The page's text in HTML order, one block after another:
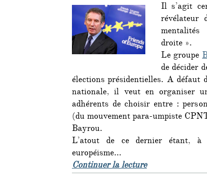
Il s’agit
révélateur
droite ».
Le groupe
de décider
élections présidentielles. A
nationale, il veut en organiser
adhérents de choisir entre :
(du mouvement para-umpiste
Bayrou.
L’atout de ce dernier étant,
européisme…
Continuer la lecturede « Une